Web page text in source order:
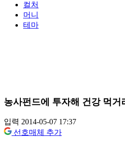
컬처
머니
테마
농사펀드에 투자해 건강 먹거
입력 2014-05-07 17:37
선호매체 추가